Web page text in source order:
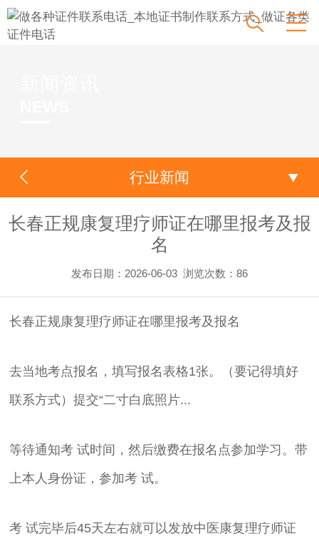
行业新闻
长春正规康复理疗师证在哪里报考及报
名
发布日期：2026-06-03 浏览次数：86
长春正规康复理疗师证在哪里报考及报名
去当地考点报名，填写报名表格1张。（要记得填好
联系方式）提交“二寸白底照片...
等待通知考 试时间，然后缴费在报名点参加学习。带
上本人身份证，参加考 试。
考 试完毕后45天左右就可以发放中医康复理疗师证